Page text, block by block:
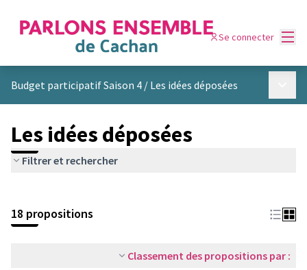
Se connecter
Budget participatif Saison 4 / Les idées déposées
Les idées déposées
Filtrer et rechercher
+
−
18 propositions
Classement des propositions par :